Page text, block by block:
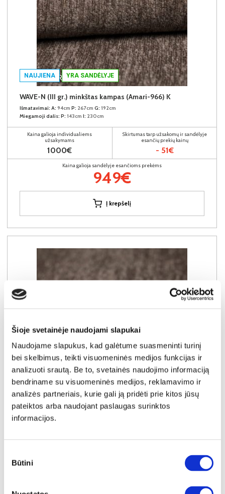
Šioje svetainėje naudojami slapukai
Naudojame slapukus, kad galėtume suasmeninti turinį
bei skelbimus, teikti visuomeninės medijos funkcijas ir
analizuoti srautą. Be to, svetainės naudojimo informaciją
bendriname su visuomeninės medijos, reklamavimo ir
analizės partneriais, kurie gali ją pridėti prie kitos jūsų
pateiktos arba naudojant paslaugas surinktos
informacijos.
pasirinkimas
Būtini
NAUJIENA YRA SANDĖLYJE
WAVE-N (III gr.) minkštas kampas (Amari-966) K
Išmatavimai: A: 94cm P: 267cm G: 192cm
Miegamoji dalis: P: 143cm I: 230cm
Kaina galioja individualiems
užsakymams
1000€
Skirtumas tarp užsakomų ir sandėlyje
esančių prekių kainų
- 51€
Kaina galioja sandėlyje esančioms prekėms
949€
Į krepšelį
WAVE-N (III gr.) minkštas kampas (Amari-966) D
Išmatavimai: A: